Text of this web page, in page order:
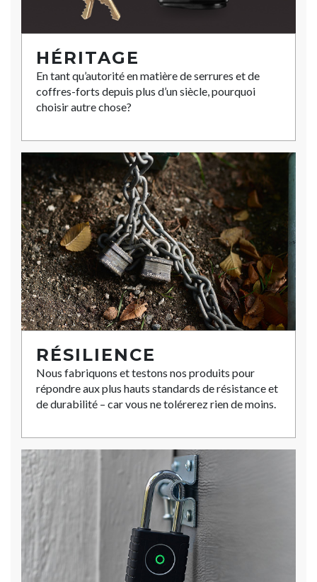
HÉRITAGE
En tant qu’autorité en matière de serrures et de
coffres-forts depuis plus d’un siècle, pourquoi
choisir autre chose?
RÉSILIENCE
Nous fabriquons et testons nos produits pour
répondre aux plus hauts standards de résistance et
de durabilité – car vous ne tolérerez rien de moins.